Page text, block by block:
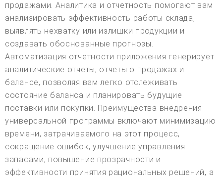
продажами. Аналитика и отчетность помогают вам
анализировать эффективность работы склада,
выявлять нехватку или излишки продукции и
создавать обоснованные прогнозы.
Автоматизация отчетности приложения генерирует
аналитические отчеты, отчеты о продажах и
балансе, позволяя вам легко отслеживать
состояние баланса и планировать будущие
поставки или покупки. Преимущества внедрения
универсальной программы включают минимизацию
времени, затрачиваемого на этот процесс,
сокращение ошибок, улучшение управления
запасами, повышение прозрачности и
эффективности принятия рациональных решений, а